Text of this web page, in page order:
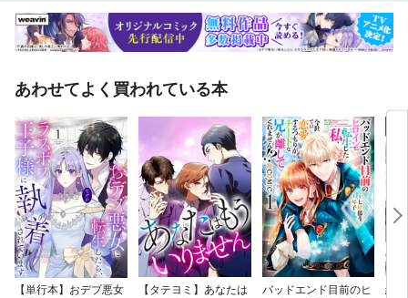
あわせてよく買われている本
【単行本】おデブ悪女
【タテヨミ】あなたは
バッドエンド目前のヒ
結